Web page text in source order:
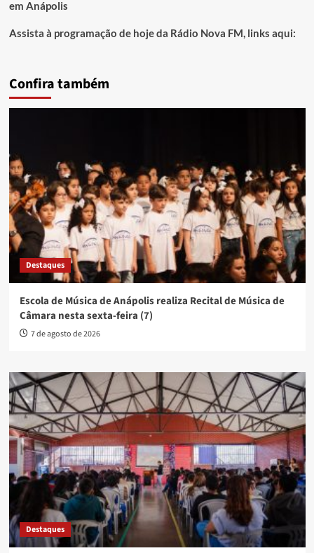
em Anápolis
Assista à programação de hoje da Rádio Nova FM, links aqui:
Confira também
Destaques
Escola de Música de Anápolis realiza Recital de Música de
Câmara nesta sexta-feira (7)
7 de agosto de 2026
Destaques